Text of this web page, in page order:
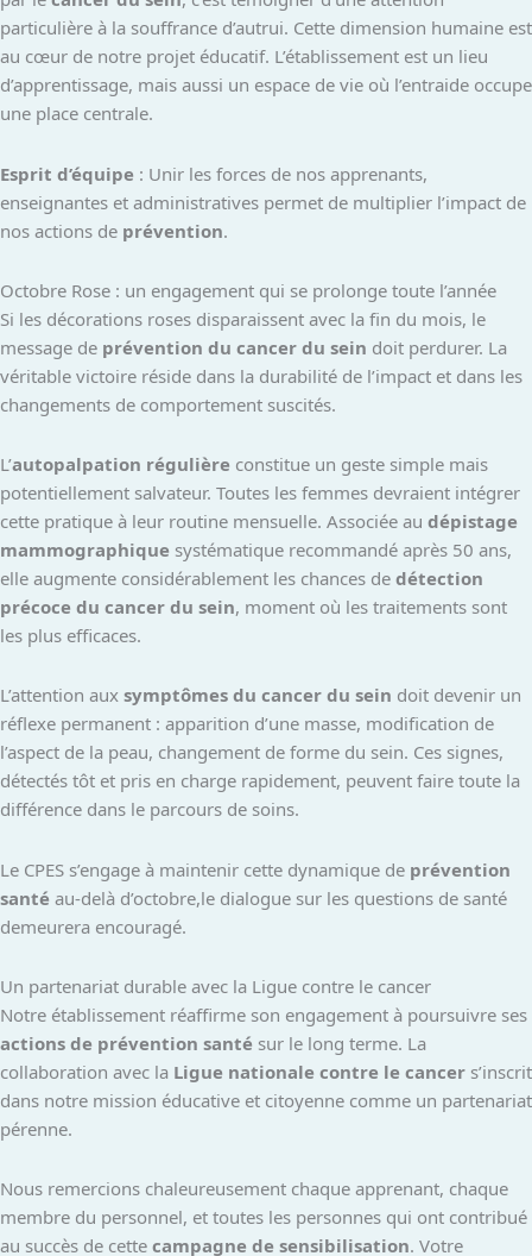
particulière à la souffrance d’autrui. Cette dimension humaine est
au cœur de notre projet éducatif. L’établissement est un lieu
d’apprentissage, mais aussi un espace de vie où l’entraide occupe
une place centrale.
Esprit d’équipe : Unir les forces de nos apprenants,
enseignantes et administratives permet de multiplier l’impact de
nos actions de prévention.
Octobre Rose : un engagement qui se prolonge toute l’année
Si les décorations roses disparaissent avec la fin du mois, le
message de prévention du cancer du sein doit perdurer. La
véritable victoire réside dans la durabilité de l’impact et dans les
changements de comportement suscités.
L’autopalpation régulière constitue un geste simple mais
potentiellement salvateur. Toutes les femmes devraient intégrer
cette pratique à leur routine mensuelle. Associée au dépistage
mammographique systématique recommandé après 50 ans,
elle augmente considérablement les chances de détection
précoce du cancer du sein, moment où les traitements sont
les plus efficaces.
L’attention aux symptômes du cancer du sein doit devenir un
réflexe permanent : apparition d’une masse, modification de
l’aspect de la peau, changement de forme du sein. Ces signes,
détectés tôt et pris en charge rapidement, peuvent faire toute la
différence dans le parcours de soins.
Le CPES s’engage à maintenir cette dynamique de prévention
santé au-delà d’octobre,le dialogue sur les questions de santé
demeurera encouragé.
Un partenariat durable avec la Ligue contre le cancer
Notre établissement réaffirme son engagement à poursuivre ses
actions de prévention santé sur le long terme. La
collaboration avec la Ligue nationale contre le cancer s’inscrit
dans notre mission éducative et citoyenne comme un partenariat
pérenne.
Nous remercions chaleureusement chaque apprenant, chaque
membre du personnel, et toutes les personnes qui ont contribué
au succès de cette campagne de sensibilisation. Votre